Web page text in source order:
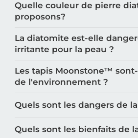
Quelle couleur de pierre
proposons?
La diatomite est-elle
irritante pour la peau ?
Les tapis Moonstone™️
de l'environnement ?
Quels sont les dangers de
Quels sont les bienfaits de